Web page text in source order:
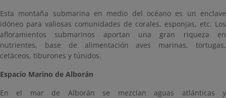
Esta montaña submarina en medio del océano es un enclave
idóneo para valiosas comunidades de corales, esponjas, etc. Los
afloramientos submarinos aportan una gran riqueza en
nutrientes, base de alimentación aves marinas, tortugas,
cetáceos, tiburones y túnidos.
Espacio Marino de Alborán
En el mar de Alborán se mezclan aguas atlánticas y